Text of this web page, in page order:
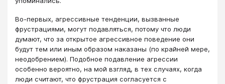
Во-первых, агрессивные тенденции, вызванные
фрустрациями, могут подавляться, потому что люди
думают, что за открытое агрессивное поведение они
будут тем или иным образом наказаны (по крайней мере,
неодобрением). Подобное подавление агрессии
особенно вероятно, на мой взгляд, в тех случаях, когда
люди считают, что фрустрация согласуется с